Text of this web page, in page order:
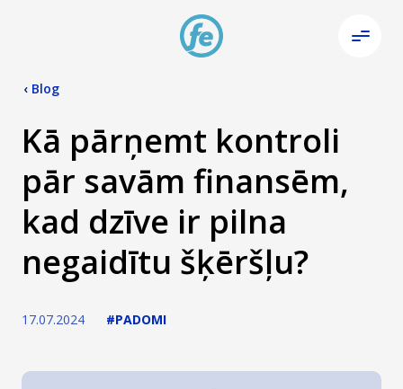
‹ Blog
Kā pārņemt kontroli
pār savām finansēm,
kad dzīve ir pilna
negaidītu šķēršļu?
17.07.2024 #PADOMI